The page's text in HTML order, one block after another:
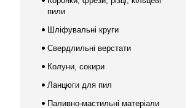
пили
Шліфувальні круги
Свердлильні верстати
Колуни, сокири
Ланцюги для пил
Паливно-мастильні матеріали